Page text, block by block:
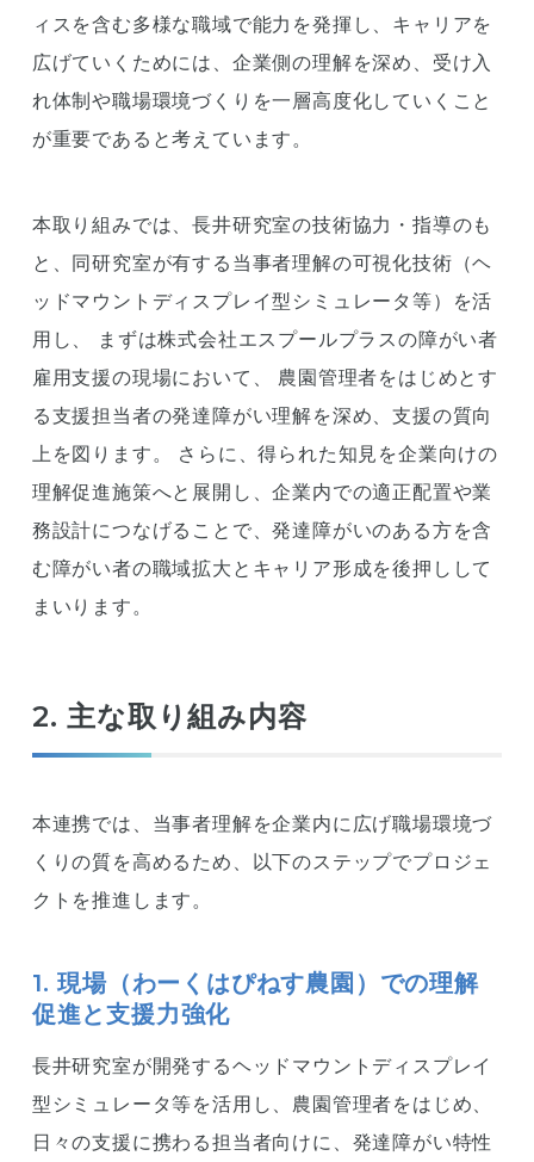
ィスを含む多様な職域で能力を発揮し、キャリアを
広げていくためには、企業側の理解を深め、受け入
れ体制や職場環境づくりを一層高度化していくこと
が重要であると考えています。
本取り組みでは、長井研究室の技術協力・指導のも
と、同研究室が有する当事者理解の可視化技術（ヘ
ッドマウントディスプレイ型シミュレータ等）を活
用し、 まずは株式会社エスプールプラスの障がい者
雇用支援の現場において、 農園管理者をはじめとす
る支援担当者の発達障がい理解を深め、支援の質向
上を図ります。 さらに、得られた知見を企業向けの
理解促進施策へと展開し、企業内での適正配置や業
務設計につなげることで、発達障がいのある方を含
む障がい者の職域拡大とキャリア形成を後押しして
まいります。
2. 主な取り組み内容
本連携では、当事者理解を企業内に広げ職場環境づ
くりの質を高めるため、以下のステップでプロジェ
クトを推進します。
1. 現場（わーくはぴねす農園）での理解
促進と支援力強化
長井研究室が開発するヘッドマウントディスプレイ
型シミュレータ等を活用し、農園管理者をはじめ、
日々の支援に携わる担当者向けに、発達障がい特性